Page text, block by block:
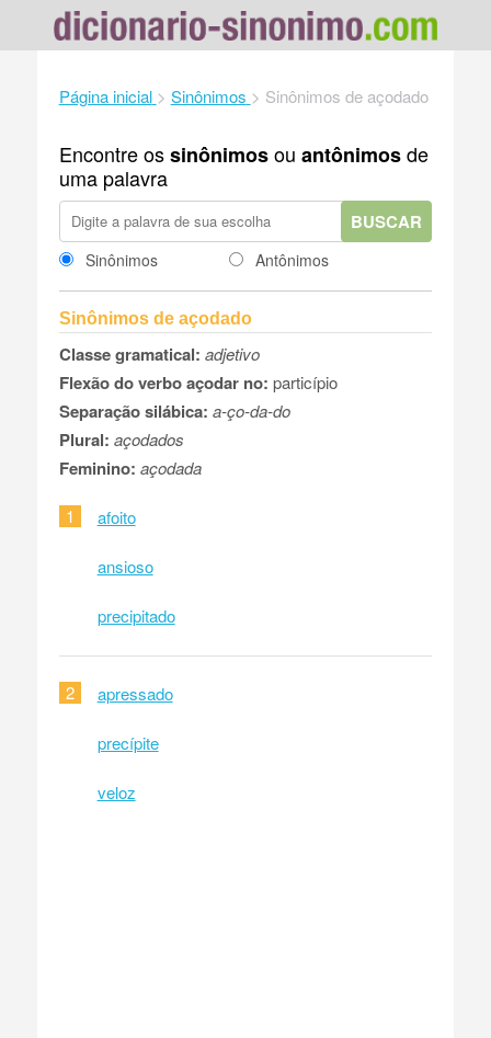
Página inicial > Sinônimos > Sinônimos de açodado
Encontre ossinônimosou antônimosde
uma palavra
BUSCAR
Sinônimos Antônimos
Sinônimos de açodado
Classe gramatical: adjetivo
Flexão do verbo açodar no: particípio
Separação silábica: a-ço-da-do
Plural: açodados
Feminino: açodada
1 afoito
ansioso
precipitado
2 apressado
precípite
veloz